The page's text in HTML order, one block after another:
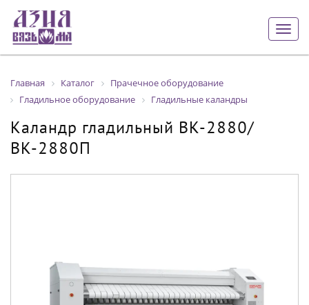
Главная Каталог
Прачечное оборудование
Гладильное оборудование
Гладильные каландры
Каландр гладильный ВК-2880/
ВК-2880П